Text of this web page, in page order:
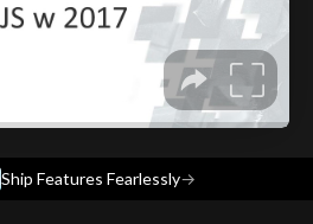
Ship Features Fearlessly→